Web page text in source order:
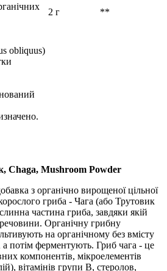
2 г **
obliquus)
Chaga, Mushroom Powder
з органічно вирощеної цільної
гриба - Чага (або Трутовик
частина гриба, завдяки якій
Органічну грибну
на органічному без вмісту
а потім ферментують. Гриб чага - це
компонентів, мікроелементів
вітамінів групи В, стеролов,